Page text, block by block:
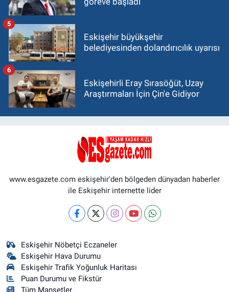
Eskişehir büyükşehir
belediyesinden dolandırıcılık uyarısı
5
Eskişehirli Eray Sırasöğüt, Uzay
Araştırmaları İçin Çin'e Gidiyor
6
www.esgazete.com eskişehir'den bölgeden dünyadan haberler
ile Eskişehir internette lider
Eskişehir Nöbetçi Eczaneler
Eskişehir Hava Durumu
Eskişehir Trafik Yoğunluk Haritası
Puan Durumu ve Fikstür
Tüm Manşetler